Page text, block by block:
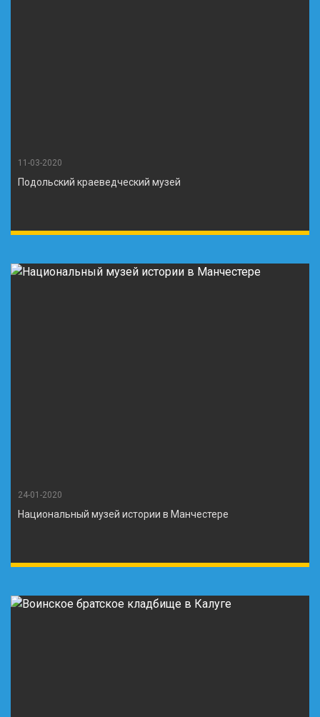
11-03-2020
Подольский краеведческий музей
24-01-2020
Национальный музей истории в Манчестере